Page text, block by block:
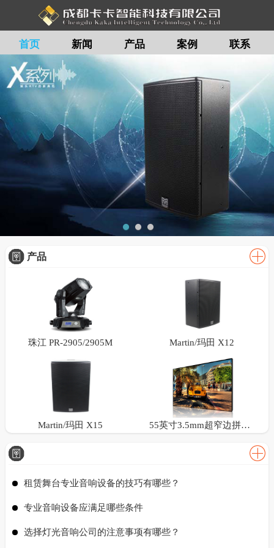
首页 新闻 产品 案例 联系
留言
产品
珠江 PR-2905/2905M Martin/玛田 X12
Martin/玛田 X15 55英寸3.5mm超窄边拼接屏
租赁舞台专业音响设备的技巧有哪些？
专业音响设备应满足哪些条件
选择灯光音响公司的注意事项有哪些？